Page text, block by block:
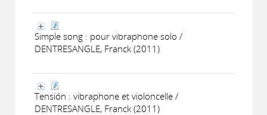
Simple song : pour vibraphone solo /
DENTRESANGLE, Franck (2011)
Tensión : vibraphone et violoncelle /
DENTRESANGLE, Franck (2011)